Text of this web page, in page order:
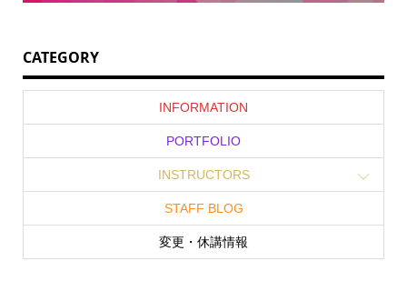
CATEGORY
INFORMATION
PORTFOLIO
INSTRUCTORS
STAFF BLOG
変更・休講情報